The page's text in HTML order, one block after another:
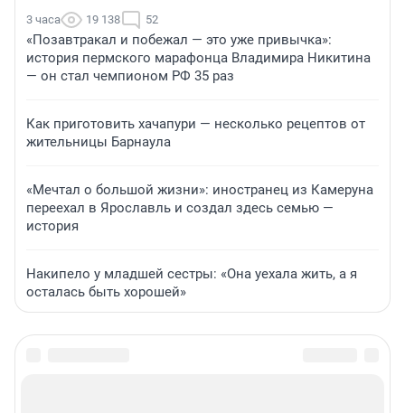
3 часа 19 138 52
«Позавтракал и побежал — это уже привычка»:
история пермского марафонца Владимира Никитина
— он стал чемпионом РФ 35 раз
Как приготовить хачапури — несколько рецептов от
жительницы Барнаула
«Мечтал о большой жизни»: иностранец из Камеруна
переехал в Ярославль и создал здесь семью —
история
Накипело у младшей сестры: «Она уехала жить, а я
осталась быть хорошей»